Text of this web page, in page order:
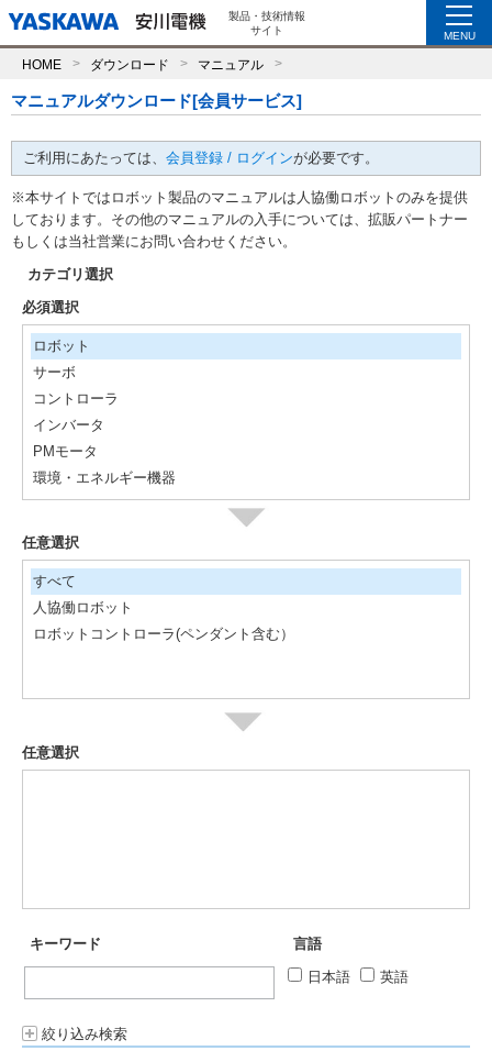
製品・技術情報
サイト
MENU
HOME ダウンロード マニュアル
マニュアルダウンロード[会員サービス]
ご利用にあたっては、 会員登録 / ログインが必要です。
※本サイトではロボット製品のマニュアルは人協働ロボットのみを提供
しております。その他のマニュアルの入手については、拡販パートナー
もしくは当社営業にお問い合わせください。
カテゴリ選択
必須選択
ロボット
サーボ
コントローラ
インバータ
PMモータ
環境・エネルギー機器
任意選択
すべて
人協働ロボット
ロボットコントローラ(ペンダント含む）
任意選択
キーワード
言語
日本語
英語
絞り込み検索